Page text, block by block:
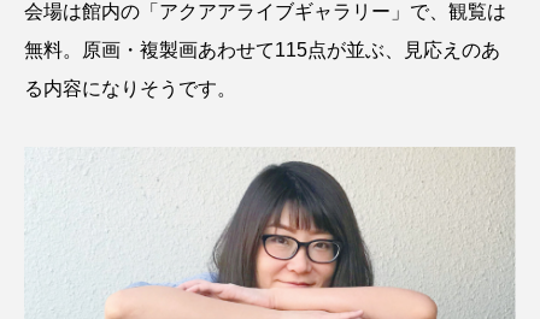
アッキガイ アナゴ アブラツノザメ
アブラボテ アマガエル
アミメハギ アメリカザリガニ
アリアケギバチ アリゲーターガー
アンコウ イカ イカナゴ イクラ
会場は館内の「アクアアライブギャラリー」で、観覧は
無料。原画・複製画あわせて115点が並ぶ、見応えのあ
る内容になりそうです。